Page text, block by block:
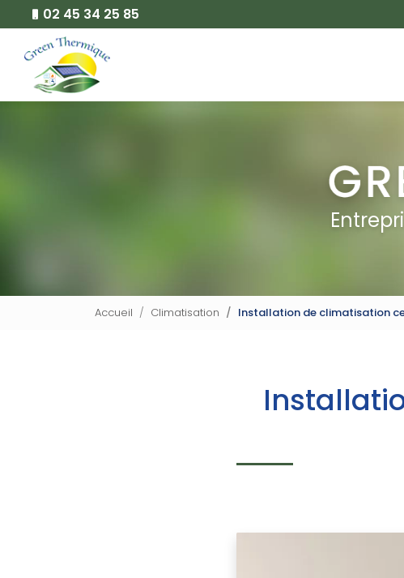
au
contenu
principal
02 45 34 25 85
Accueil Climatisation Installation de climatisation